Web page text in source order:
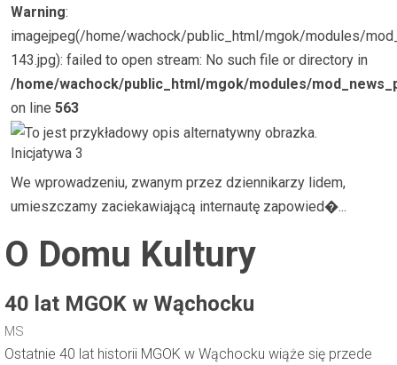
Warning:
imagejpeg(/home/wachock/public_html/mgok/modules/
143.jpg): failed to open stream: No such file or directory in
/home/wachock/public_html/mgok/modules/
on line 563
Inicjatywa 3
We wprowadzeniu, zwanym przez dziennikarzy lidem,
umieszczamy zaciekawiającą internautę zapowied�...
O Domu Kultury
40 lat MGOK w Wąchocku
MS
Ostatnie 40 lat historii MGOK w Wąchocku wiąże się przede